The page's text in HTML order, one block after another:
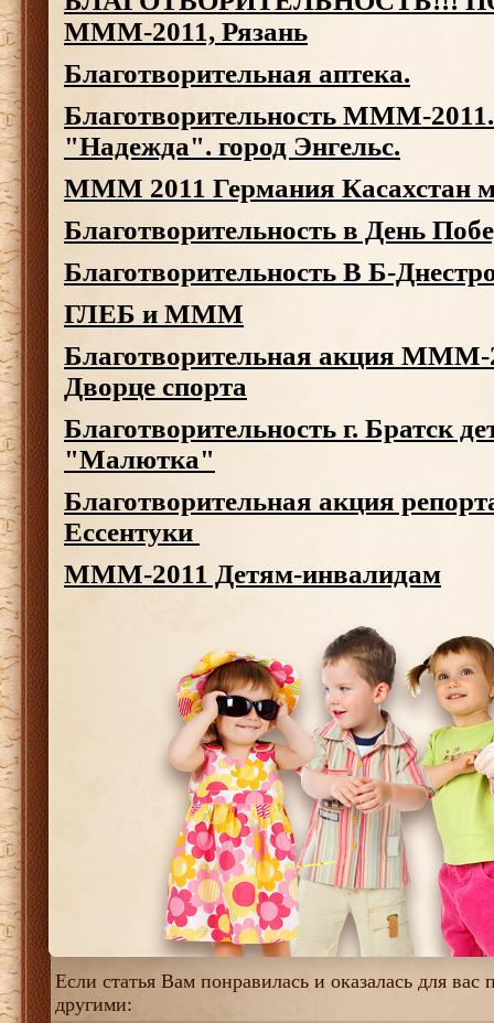
МММ-2011, Рязань
Благотворительная аптека.
Благотворительность МММ-
"Надежда". город Энгельс.
MMM 2011 Германия Касахстан
Благотворительность в День
Благотворительность В Б-
ГЛЕБ и МММ
Благотворительная акция МММ-
Дворце спорта
Благотворительность г. Братск
"Малютка"
Благотворительная акция
Ессентуки
МММ-2011 Детям-инвалидам
Если статья Вам понравилась и оказалась для вас
другими: